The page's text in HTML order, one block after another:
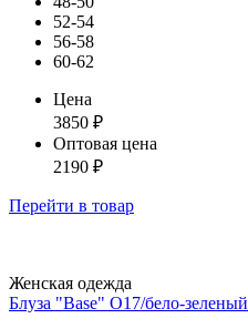
52-54
56-58
60-62
Цена
3850 ₽
Оптовая цена
2190 ₽
Перейти в товар
Женская одежда
Блуза "Base" О17/бело-зеленый